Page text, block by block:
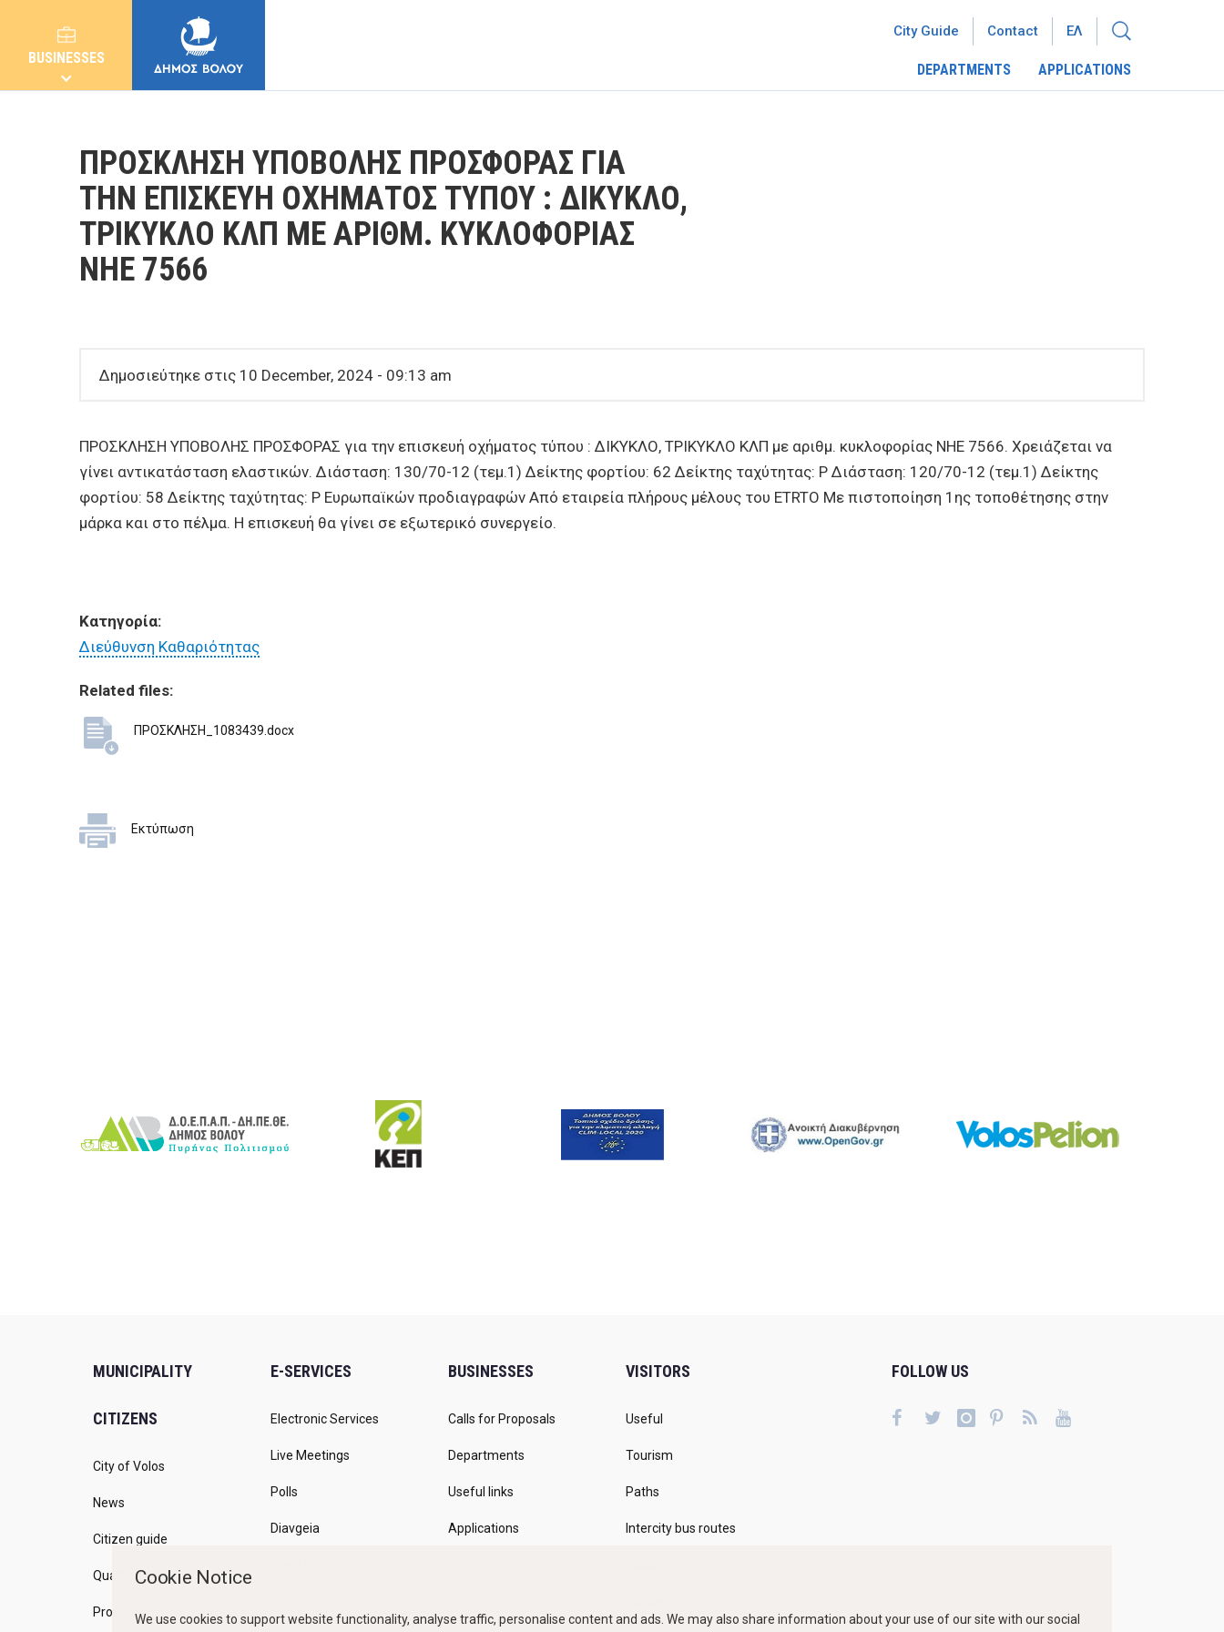
BUSINESSES
MUNICIPALITY
DEPARTMENTS APPLICATIONS
City Guide Contact ΕΛ
ΠΡΟΣΚΛΗΣΗ ΥΠΟΒΟΛΗΣ ΠΡΟΣΦΟΡΑΣ ΓΙΑ
ΤΗΝ ΕΠΙΣΚΕΥΗ ΟΧΗΜΑΤΟΣ ΤΥΠΟΥ : ΔΙΚΥΚΛΟ,
ΤΡΙΚΥΚΛΟ ΚΛΠ ΜΕ ΑΡΙΘΜ. ΚΥΚΛΟΦΟΡΙΑΣ
ΝΗΕ 7566
Δημοσιεύτηκε στις 10 December, 2024 - 09:13 am
ΠΡΟΣΚΛΗΣΗ ΥΠΟΒΟΛΗΣ ΠΡΟΣΦΟΡΑΣ για την επισκευή οχήματος τύπου : ΔΙΚΥΚΛΟ, ΤΡΙΚΥΚΛΟ ΚΛΠ με αριθμ. κυκλοφορίας ΝΗΕ 7566. Χρειάζεται να
γίνει αντικατάσταση ελαστικών. Διάσταση: 130/70-12 (τεμ.1) Δείκτης φορτίου: 62 Δείκτης ταχύτητας: P Διάσταση: 120/70-12 (τεμ.1) Δείκτης
φορτίου: 58 Δείκτης ταχύτητας: P Ευρωπαϊκών προδιαγραφών Από εταιρεία πλήρους μέλους του ETRTO Με πιστοποίηση 1ης τοποθέτησης στην
μάρκα και στο πέλμα. Η επισκευή θα γίνει σε εξωτερικό συνεργείο.
Κατηγορία:
Διεύθυνση Καθαριότητας
Related files:
ΠΡΟΣΚΛΗΣΗ_1083439.docx
Εκτύπωση
MUNICIPALITY
CITIZENS
City of Volos
News
Citizen guide
Quality of life
Programs
E-SERVICES
Electronic Services
Live Meetings
Polls
Diavgeia
BUSINESSES
Calls for Proposals
Departments
Useful links
Applications
VISITORS
Useful
Tourism
Paths
Intercity bus routes
FOLLOW US
Cookie Notice
We use cookies to support website functionality, analyse traffic, personalise content and ads. We may also share information about your use of our site with our social